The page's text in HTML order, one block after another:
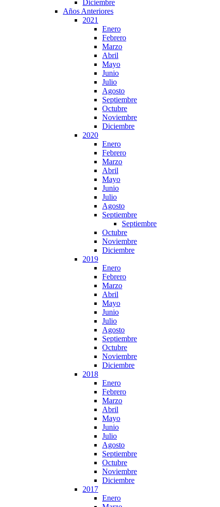
Diciembre
Años Anteriores
2021
Enero
Febrero
Marzo
Abril
Mayo
Junio
Julio
Agosto
Septiembre
Octubre
Noviembre
Diciembre
2020
Enero
Febrero
Marzo
Abril
Mayo
Junio
Julio
Agosto
Septiembre
Septiembre
Octubre
Noviembre
Diciembre
2019
Enero
Febrero
Marzo
Abril
Mayo
Junio
Julio
Agosto
Septiembre
Octubre
Noviembre
Diciembre
2018
Enero
Febrero
Marzo
Abril
Mayo
Junio
Julio
Agosto
Septiembre
Octubre
Noviembre
Diciembre
2017
Enero